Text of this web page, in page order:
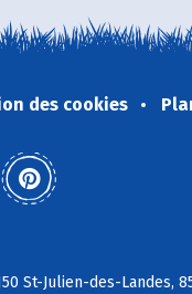
des cookies
St-Julien-des-Landes,